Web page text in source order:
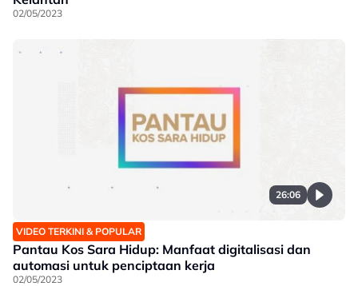
02/05/2023
26:06
VIDEO TERKINI & POPULAR
Pantau Kos Sara Hidup: Manfaat digitalisasi dan
automasi untuk penciptaan kerja
02/05/2023